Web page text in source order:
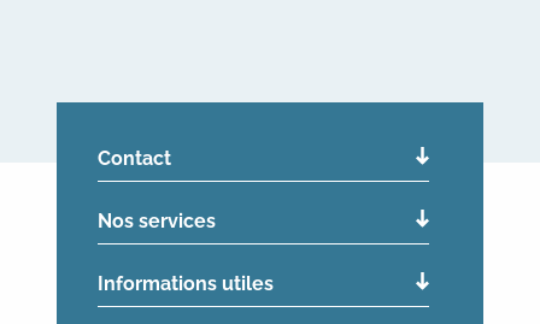
Contact
Nos services
Informations utiles